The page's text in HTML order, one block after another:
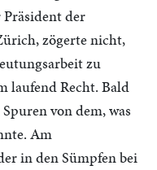
der
zögerte nicht,
zu
laufend Recht. Bald
von dem, was
Am
in den Sümpfen bei